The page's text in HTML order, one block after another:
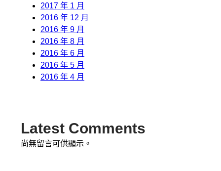
2017 年 1 月
2016 年 12 月
2016 年 9 月
2016 年 8 月
2016 年 6 月
2016 年 5 月
2016 年 4 月
Latest Comments
尚無留言可供顯示。